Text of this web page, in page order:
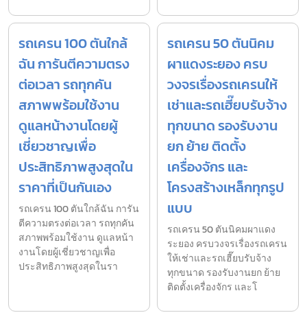
รถเครน 100 ตันใกล้
ฉัน การันตีความตรง
ต่อเวลา รถทุกคัน
สภาพพร้อมใช้งาน
ดูแลหน้างานโดยผู้
เชี่ยวชาญเพื่อ
ประสิทธิภาพสูงสุดใน
ราคาที่เป็นกันเอง
รถเครน 100 ตันใกล้ฉัน การัน
ตีความตรงต่อเวลา รถทุกคัน
สภาพพร้อมใช้งาน ดูแลหน้า
งานโดยผู้เชี่ยวชาญเพื่อ
ประสิทธิภาพสูงสุดในรา
รถเครน 50 ตันนิคม
ผาแดงระยอง ครบ
วงจรเรื่องรถเครนให้
เช่าและรถเฮี๊ยบรับจ้าง
ทุกขนาด รองรับงาน
ยก ย้าย ติดตั้ง
เครื่องจักร และ
โครงสร้างเหล็กทุกรูป
แบบ
รถเครน 50 ตันนิคมผาแดง
ระยอง ครบวงจรเรื่องรถเครน
ให้เช่าและรถเฮี๊ยบรับจ้าง
ทุกขนาด รองรับงานยก ย้าย
ติดตั้งเครื่องจักร และโ